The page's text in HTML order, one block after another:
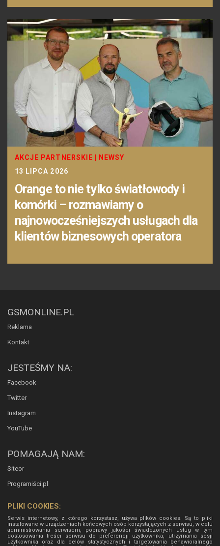
AKCJE PARTNERSKIE
NEWSY
13 LIPCA 2026
Orange to nie tylko światłowody i
komórki – rozmawiamy o
najnowocześniejszych usługach dla
klientów biznesowych operatora
GSMONLINE.PL
Reklama
Kontakt
JESTEŚMY NA:
Facebook
Twitter
Instagram
YouTube
POMAGAJĄ NAM:
Siteor
Programiści.pl
PLIKI COOKIES:
Serwis internetowy, z którego korzystasz, używa plików cookies. Są to pliki
instalowane w urządzeniach końcowych osób korzystających z serwisu, w celu
administrowania serwisem, poprawy jakości świadczonych usług w tym
dostosowania treści serwisu do preferencji użytkownika, utrzymania sesji
użytkownika oraz dla celów statystycznych i targetowania behawioralnego